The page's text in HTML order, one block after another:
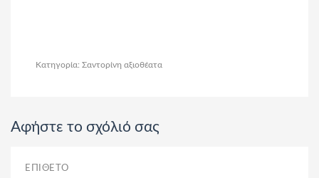
Κατηγορία: Σαντορίνη αξιοθέατα
Αφήστε το σχόλιό σας
ΕΠΙΘΕΤΟ